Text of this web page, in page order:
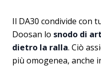
Il DA30 condivide con
Doosan lo snodo di
dietro la ralla. Ciò
più omogenea, anche